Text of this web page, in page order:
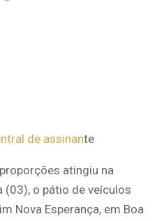
de assinante
atingiu na
o pátio de veículos
Nova Esperança, em Boa